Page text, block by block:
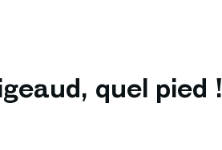
quel pied !